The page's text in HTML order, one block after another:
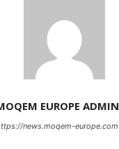
EUROPE ADMIN
news.moqem-europe.com